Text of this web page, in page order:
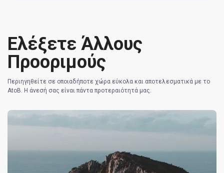
Ελέξετε Άλλους
Προοριμούς
Περιηγηθείτε σε οποιαδήποτε χώρα εύκολα και αποτελεσματικά με το
AtoB. Η άνεσή σας είναι πάντα προτεραιότητά μας.